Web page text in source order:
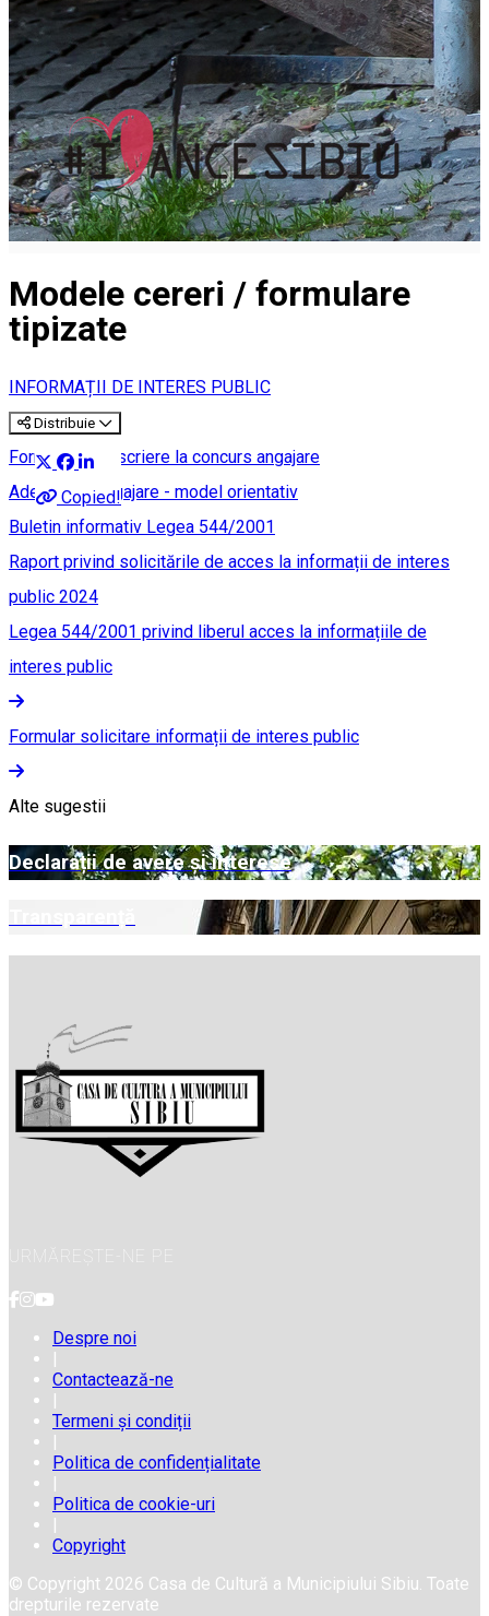
Modele cereri / formulare
tipizate
INFORMAȚII DE INTERES PUBLIC
Distribuie
Copied!
Formular de înscriere la concurs angajare
Adeverință angajare - model orientativ
Buletin informativ Legea 544/2001
Raport privind solicitările de acces la informații de interes
public 2024
Legea 544/2001 privind liberul acces la informațiile de
interes public
Formular solicitare informații de interes public
Alte sugestii
Declarații de avere și interese
URMĂREȘTE-NE PE
Despre noi
|
Contactează-ne
|
Termeni și condiții
|
Politica de confidențialitate
|
Politica de cookie-uri
|
Copyright
© Copyright 2026 Casa de Cultură a Municipiului Sibiu. Toate
drepturile rezervate